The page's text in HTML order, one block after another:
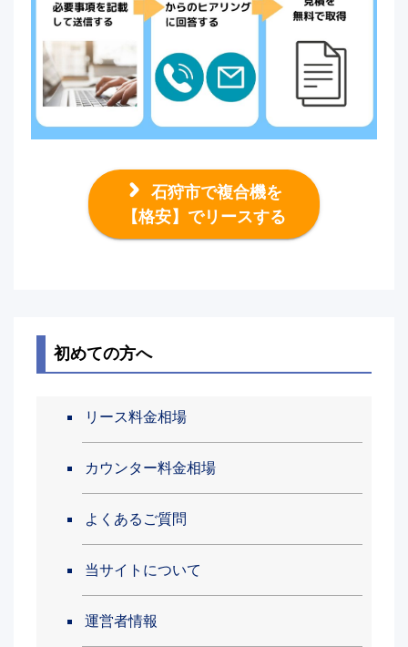
石狩市で複合機を
【格安】でリースする
初めての方へ
リース料金相場
カウンター料金相場
よくあるご質問
当サイトについて
運営者情報